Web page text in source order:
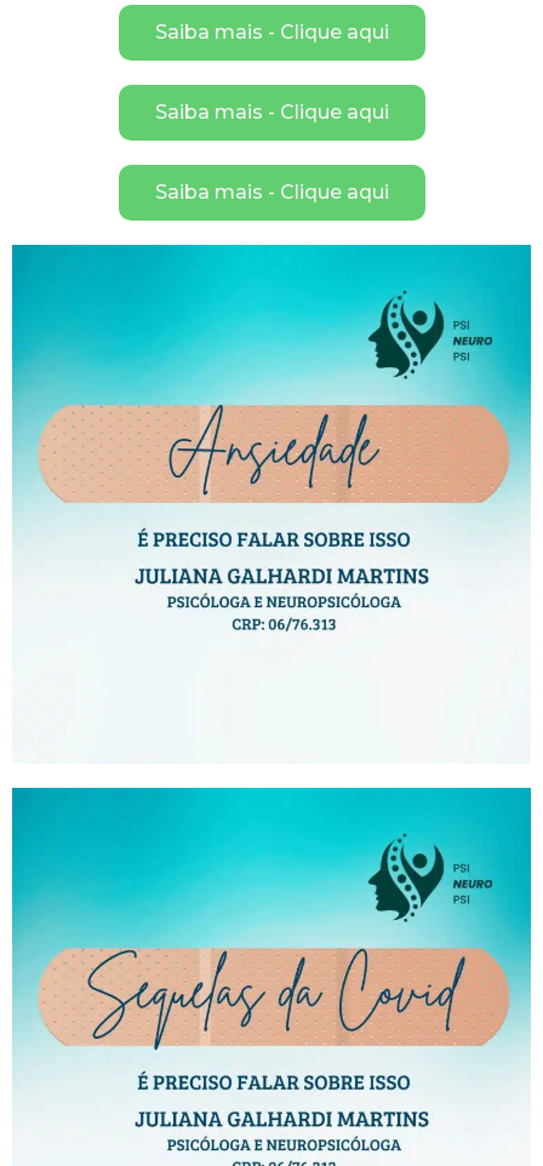
Saiba mais - Clique aqui
Saiba mais - Clique aqui
Saiba mais - Clique aqui